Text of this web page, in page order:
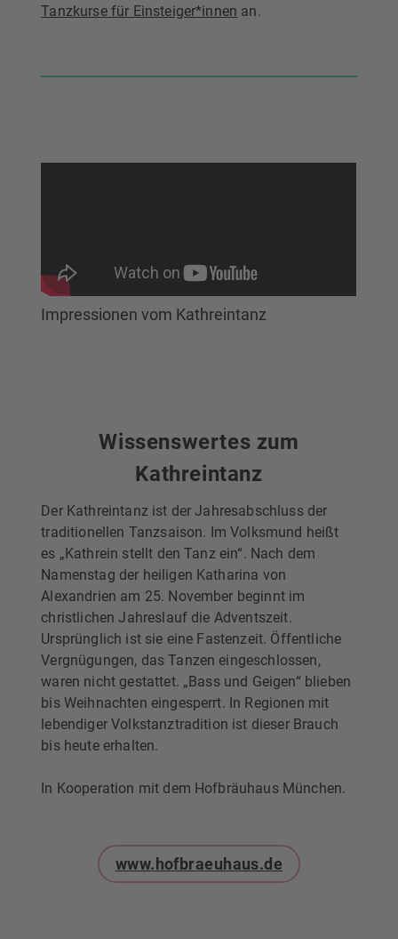
Tanzkurse für Einsteiger*innen an.
Impressionen vom Kathreintanz
Wissenswertes zum
Kathreintanz
Der Kathreintanz ist der Jahresabschluss der
traditionellen Tanzsaison. Im Volksmund heißt
es „Kathrein stellt den Tanz ein“. Nach dem
Namenstag der heiligen Katharina von
Alexandrien am 25. November beginnt im
christlichen Jahreslauf die Adventszeit.
Ursprünglich ist sie eine Fastenzeit. Öffentliche
Vergnügungen, das Tanzen eingeschlossen,
waren nicht gestattet. „Bass und Geigen“ blieben
bis Weihnachten eingesperrt. In Regionen mit
lebendiger Volkstanztradition ist dieser Brauch
bis heute erhalten.
In Kooperation mit dem Hofbräuhaus München.
www.hofbraeuhaus.de